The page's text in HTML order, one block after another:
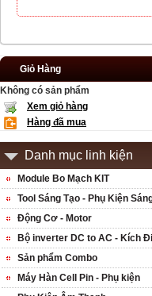
Giỏ Hàng
Không có sản phẩm
Xem giỏ hàng
Hàng đã mua
Danh mục linh kiện
Module Bo Mạch KIT
Tool Sáng Tạo - Phụ Kiện
Động Cơ - Motor
Bộ inverter DC to AC - Kích
Sản phẩm Combo
Máy Hàn Cell Pin - Phụ kiện